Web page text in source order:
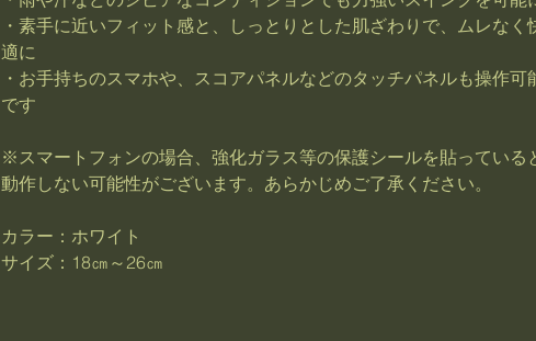
・素手に近いフィット感と、しっとりとした肌ざわりで、ムレなく
適に
・お手持ちのスマホや、スコアパネルなどのタッチパネルも操作可
です
※スマートフォンの場合、強化ガラス等の保護シールを貼っている
動作しない可能性がございます。あらかじめご了承ください。
カラー：ホワイト
サイズ：18㎝～26㎝